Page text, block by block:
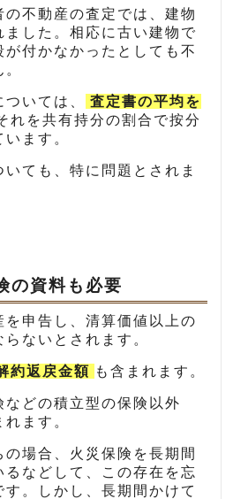
不動産の査定では、建物
した。相応に古い建物で
付かなかったとしても不
いては、
査定書の平均を
れを共有持分の割合で按分
ます。
ても、特に問題とされま
の資料も必要
申告し、清算価値以上の
ないとされます。
約返戻金額 も含まれます。
どの積立型の保険以外
ます。
の場合、火災保険を長期間
などして、この存在を忘
。しかし、長期間かけて